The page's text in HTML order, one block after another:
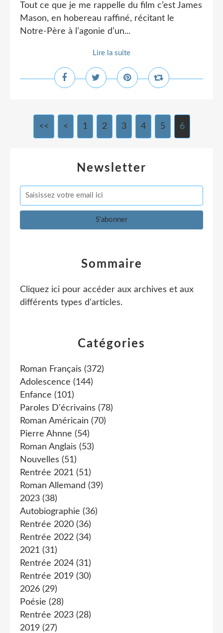
Tout ce que je me rappelle du film c’est James
Mason, en hobereau raffiné, récitant le
Notre-Père à l’agonie d’un...
Lire la suite
<< < 1 2 3 4 5 6
Newsletter
Catégories
Roman Français (372)
Adolescence (144)
Enfance (101)
Paroles D'écrivains (78)
Roman Américain (70)
Pierre Ahnne (54)
Roman Anglais (53)
Nouvelles (51)
Rentrée 2021 (51)
Roman Allemand (39)
2023 (38)
Autobiographie (36)
Rentrée 2020 (36)
Rentrée 2022 (34)
2021 (31)
Rentrée 2024 (31)
Rentrée 2019 (30)
2026 (29)
Poésie (28)
Rentrée 2023 (28)
2019 (27)
Sommaire
Cliquez ici pour accéder aux archives et aux
différents types d'articles.